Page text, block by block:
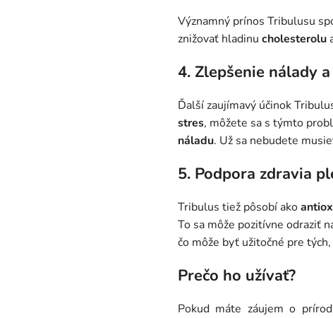
Významný prínos Tribulusu
znižovať hladinu cholesterolu
4. Zlepšenie nálady
Ďalší zaujímavý účinok
stres, môžete sa s týmto
náladu. Už sa nebudete
5. Podpora zdravia
Tribulus tiež pôsobí ako
To sa môže pozitívne odraziť
čo môže byť užitočné pre
Prečo ho užívať?
Pokud máte záujem o